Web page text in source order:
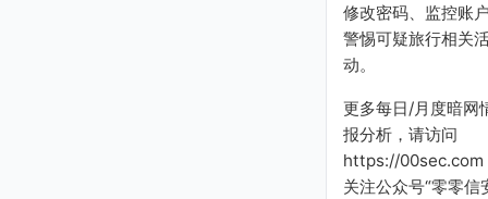
修改密码、监控账
警惕可疑旅行相关
动。
更多每日/月度暗网
报分析，请访问
https://00sec.com
关注公众号“零零信